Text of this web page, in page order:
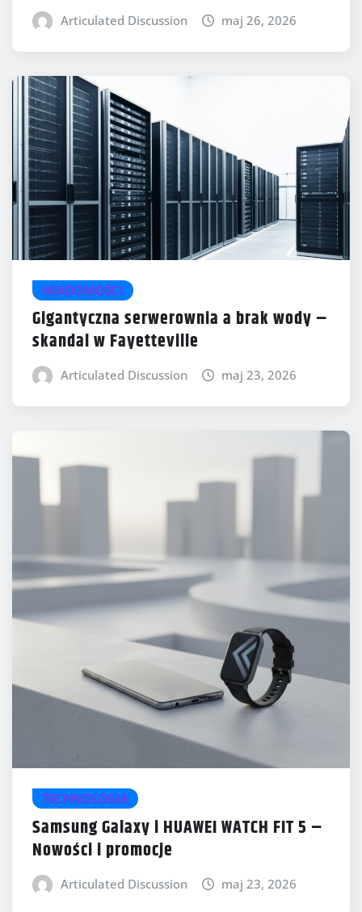
Articulated Discussion maj 26, 2026
WIADOMOŚCI
Gigantyczna serwerownia a brak wody –
skandal w Fayetteville
Articulated Discussion maj 23, 2026
TECHNOLOGIA
Samsung Galaxy i HUAWEI WATCH FIT 5 –
Nowości i promocje
Articulated Discussion maj 23, 2026